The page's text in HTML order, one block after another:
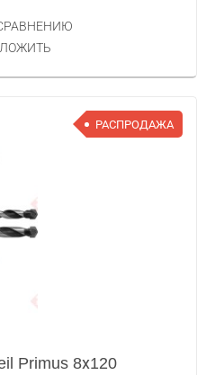
РАСПРОДАЖА
Primus 8х120